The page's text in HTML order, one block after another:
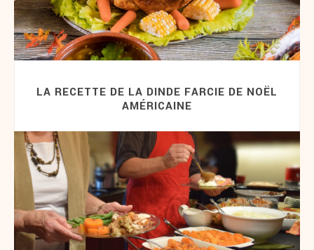
LA RECETTE DE LA DINDE FARCIE DE NOËL
AMÉRICAINE